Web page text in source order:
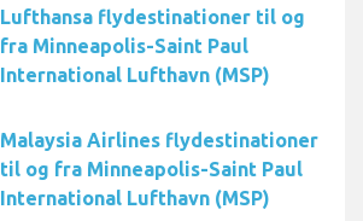
Lufthansa flydestinationer til og
fra Minneapolis-Saint Paul
International Lufthavn (MSP)
Malaysia Airlines flydestinationer
til og fra Minneapolis-Saint Paul
International Lufthavn (MSP)